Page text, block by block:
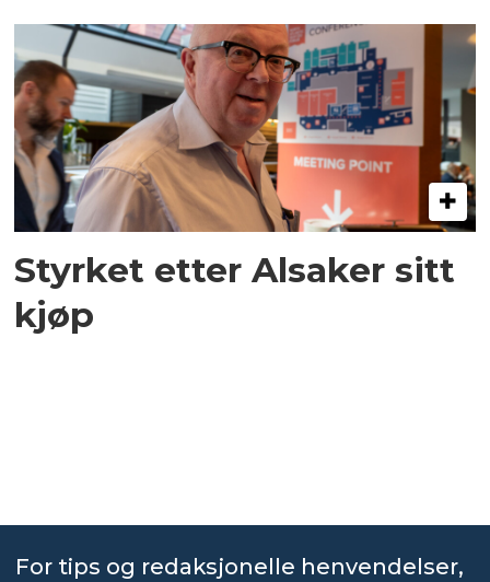
Styrket etter Alsaker sitt
kjøp
For tips og redaksjonelle henvendelser,